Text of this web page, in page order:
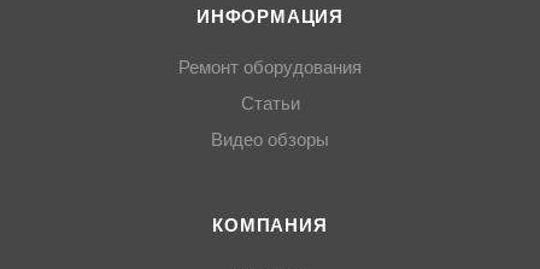
ИНФОРМАЦИЯ
Ремонт оборудования
Статьи
Видео обзоры
КОМПАНИЯ